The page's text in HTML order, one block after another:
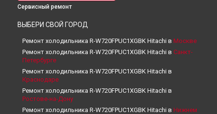
Сервисный ремонт
ВЫБЕРИ СВОЙ ГОРОД
Ремонт холодильника R-W720FPUC1XGBK Hitachi в Москве
Ремонт холодильника R-W720FPUC1XGBK Hitachi в Санкт-
Петербурге
Ремонт холодильника R-W720FPUC1XGBK Hitachi в
Краснодаре
Ремонт холодильника R-W720FPUC1XGBK Hitachi в
Ростове-на-Дону
Ремонт холодильника R-W720FPUC1XGBK Hitachi в Нижнем